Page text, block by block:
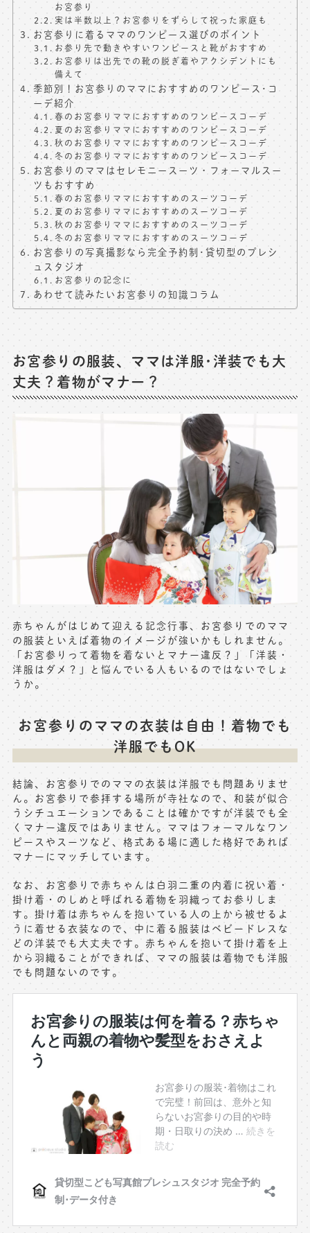
お宮参り
実は半数以上？お宮参りをずらして祝った家庭も
お宮参りに着るママのワンピース選びのポイント
お参り先で動きやすいワンピースと靴がおすすめ
お宮参りは出先での靴の脱ぎ着やアクシデントにも
備えて
季節別！お宮参りのママにおすすめのワンピース･コ
ーデ紹介
春のお宮参りママにおすすめのワンピースコーデ
夏のお宮参りママにおすすめのワンピースコーデ
秋のお宮参りママにおすすめのワンピースコーデ
冬のお宮参りママにおすすめのワンピースコーデ
お宮参りのママはセレモニースーツ・フォーマルスー
ツもおすすめ
春のお宮参りママにおすすめのスーツコーデ
夏のお宮参りママにおすすめのスーツコーデ
秋のお宮参りママにおすすめのスーツコーデ
冬のお宮参りママにおすすめのスーツコーデ
お宮参りの写真撮影なら完全予約制･貸切型のプレシ
ュスタジオ
お宮参りの記念に
あわせて読みたいお宮参りの知識コラム
お宮参りの服装、ママは洋服･洋装でも大
丈夫？着物がマナー？
赤ちゃんがはじめて迎える記念行事、お宮参りでのママ
の服装といえば着物のイメージが強いかもしれません。
「お宮参りって着物を着ないとマナー違反？」「洋装・
洋服はダメ？」と悩んでいる人もいるのではないでしょ
うか。
お宮参りのママの衣装は自由！着物でも
洋服でもOK
結論、お宮参りでのママの衣装は洋服でも問題ありませ
ん。お宮参りで参拝する場所が寺社なので、和装が似合
うシチュエーションであることは確かですが洋装でも全
くマナー違反ではありません。ママはフォーマルなワン
ピースやスーツなど、格式ある場に適した格好であれば
マナーにマッチしています。
なお、お宮参りで赤ちゃんは白羽二重の内着に祝い着・
掛け着・のしめと呼ばれる着物を羽織ってお参りしま
す。掛け着は赤ちゃんを抱いている人の上から被せるよ
うに着せる衣装なので、中に着る服装はベビードレスな
どの洋装でも大丈夫です。赤ちゃんを抱いて掛け着を上
から羽織ることができれば、ママの服装は着物でも洋服
でも問題ないのです。